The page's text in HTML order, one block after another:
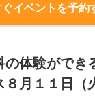
イベントを予約
の体験ができ
８月１１日（